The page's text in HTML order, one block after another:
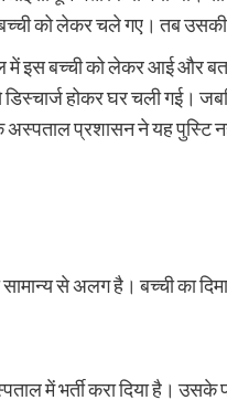
को लेकर चले गए। तब उसकी मां
इस बच्ची को लेकर आई और
होकर घर चली गई।
प्रशासन ने यह पुस्टि
से अलग है। बच्ची का
में भर्ती करा दिया है। उसके